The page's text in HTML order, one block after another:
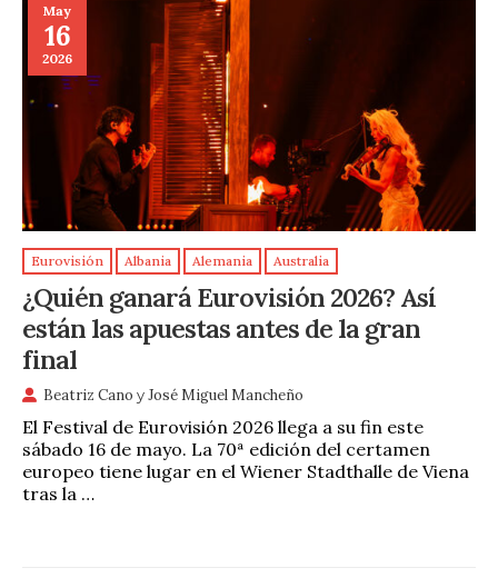
May
16
2026
Eurovisión Albania Alemania Australia
¿Quién ganará Eurovisión 2026? Así
están las apuestas antes de la gran
final
Beatriz Cano yJosé Miguel Mancheño
El Festival de Eurovisión 2026 llega a su fin este
sábado 16 de mayo. La 70ª edición del certamen
europeo tiene lugar en el Wiener Stadthalle de Viena
tras la …